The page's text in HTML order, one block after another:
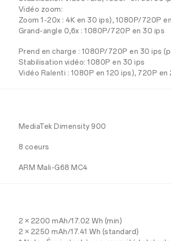
Vidéo zoom:
Zoom 1-20x : 4K en 30 ips), 1080P/720P
Grand-angle 0,6x : 1080P/720P en 30 ips
Prend en charge : 1080P/720P en 30 ips
Stabilisation vidéo: 1080P en 30 ips
Vidéo Ralenti : 1080P en 120 ips), 720P en
MediaTek Dimensity 900
8 coeurs
ARM Mali-G68 MC4
2 × 2200 mAh/17.02 Wh (min)
2 × 2250 mAh/17.41 Wh (standard)